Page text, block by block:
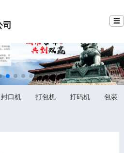
☰
封口机 打包机 打码机
包装